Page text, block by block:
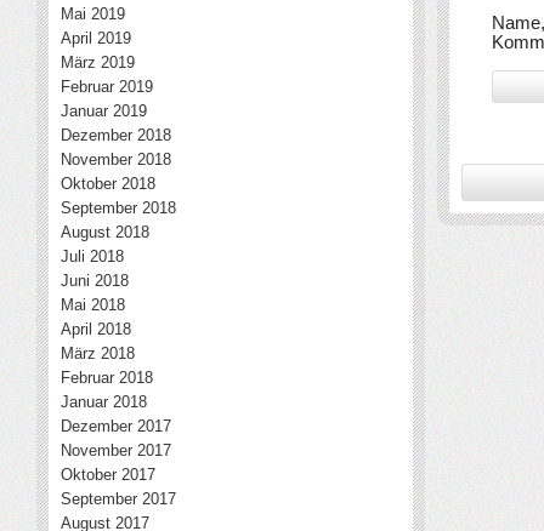
Mai 2019
April 2019
März 2019
Februar 2019
Januar 2019
Dezember 2018
November 2018
Oktober 2018
September 2018
August 2018
Juli 2018
Juni 2018
Mai 2018
April 2018
März 2018
Februar 2018
Januar 2018
Dezember 2017
November 2017
Oktober 2017
September 2017
August 2017